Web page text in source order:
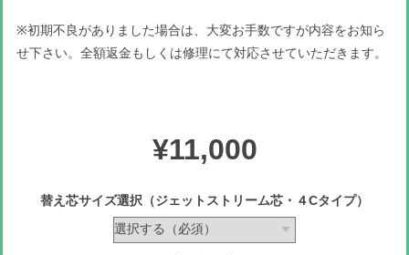
※初期不良がありました場合は、大変お手数ですが内容をお知ら
せ下さい。全額返金もしくは修理にて対応させていただきます。
¥11,000
替え芯サイズ選択（ジェットストリーム芯・４Cタイプ）